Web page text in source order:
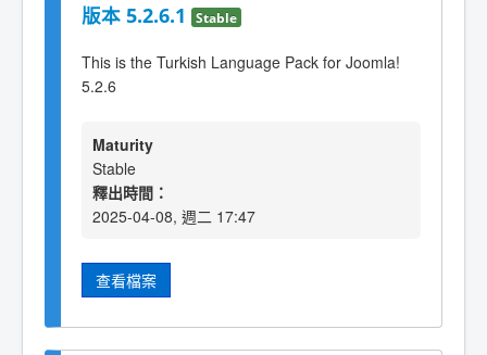
版本 5.2.6.1 Stable
This is the Turkish Language Pack for Joomla!
5.2.6
Maturity
Stable
釋出時間：
2025-04-08, 週二 17:47
查看檔案